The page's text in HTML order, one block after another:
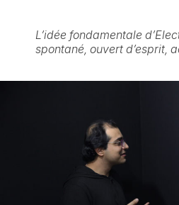
L’idée fondamentale
spontané, ouvert d’esprit,